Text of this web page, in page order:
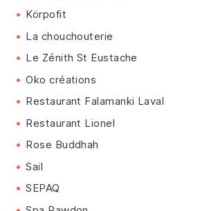
Körpofit
La chouchouterie
Le Zénith St Eustache
Oko créations
Restaurant Falamanki Laval
Restaurant Lionel
Rose Buddhah
Sail
SEPAQ